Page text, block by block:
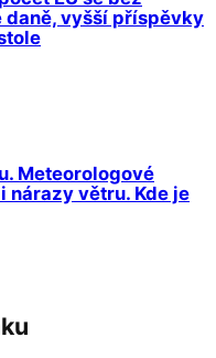
daně, vyšší příspěvky
Meteorologové
nárazy větru. Kde je